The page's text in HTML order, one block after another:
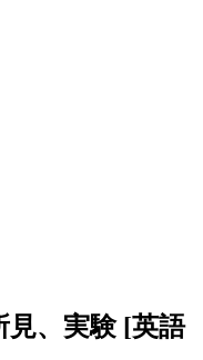
、実験 [英語